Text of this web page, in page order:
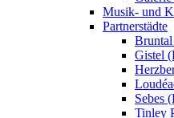
Musik- und
Partnerstädte
Gistel
Sebes
Tinley